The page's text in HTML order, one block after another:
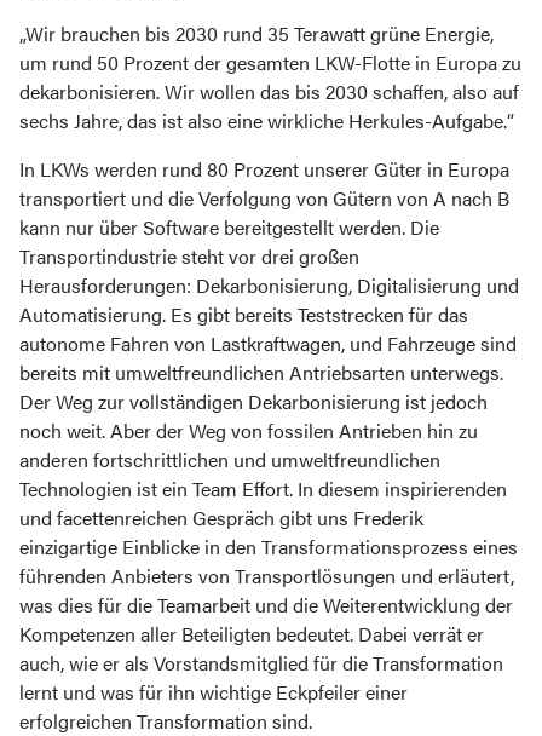
„Wir brauchen bis 2030 rund 35 Terawatt grüne Energie,
um rund 50 Prozent der gesamten LKW-Flotte in Europa zu
dekarbonisieren. Wir wollen das bis 2030 schaffen, also auf
sechs Jahre, das ist also eine wirkliche Herkules-Aufgabe.“
In LKWs werden rund 80 Prozent unserer Güter in Europa
transportiert und die Verfolgung von Gütern von A nach B
kann nur über Software bereitgestellt werden. Die
Transportindustrie steht vor drei großen
Herausforderungen: Dekarbonisierung, Digitalisierung und
Automatisierung. Es gibt bereits Teststrecken für das
autonome Fahren von Lastkraftwagen, und Fahrzeuge sind
bereits mit umweltfreundlichen Antriebsarten unterwegs.
Der Weg zur vollständigen Dekarbonisierung ist jedoch
noch weit. Aber der Weg von fossilen Antrieben hin zu
anderen fortschrittlichen und umweltfreundlichen
Technologien ist ein Team Effort. In diesem inspirierenden
und facettenreichen Gespräch gibt uns Frederik
einzigartige Einblicke in den Transformationsprozess eines
führenden Anbieters von Transportlösungen und erläutert,
was dies für die Teamarbeit und die Weiterentwicklung der
Kompetenzen aller Beteiligten bedeutet. Dabei verrät er
auch, wie er als Vorstandsmitglied für die Transformation
lernt und was für ihn wichtige Eckpfeiler einer
erfolgreichen Transformation sind.